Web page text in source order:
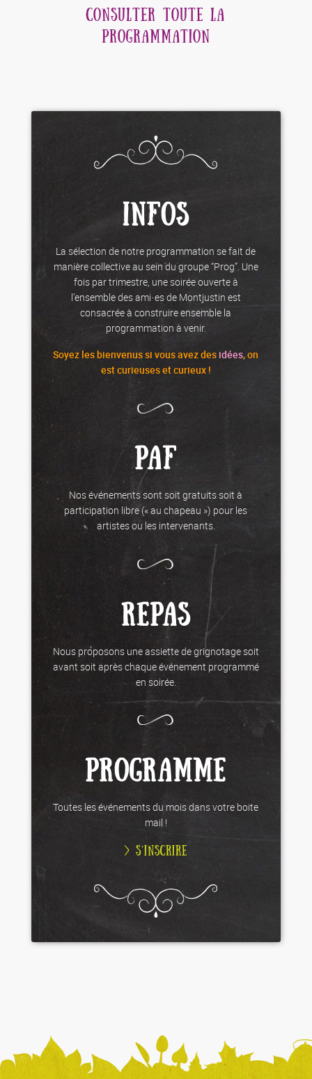
CONSULTER TOUTE LA
PROGRAMMATION
INFOS
La sélection de notre programmation se fait de
manière collective au sein du groupe “Prog”. Une
fois par trimestre, une soirée ouverte à
l’ensemble des ami·es de Montjustin est
consacrée à construire ensemble la
programmation à venir.
Soyez lesbienvenussi vous avez des idées, on
est curieuses et curieux !
PAF
Nos événements sont soit gratuits soit à
participation libre (« au chapeau ») pour les
artistes ou les intervenants.
REPAS
Nous proposons une assiette de grignotage soit
avant soit après chaque événement programmé
en soirée.
PROGRAMME
Toutes les événements du mois dans votre boite
mail !
> S’INSCRIRE